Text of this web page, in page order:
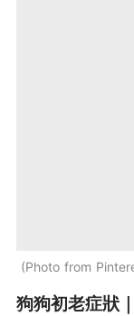
Photo from
狗狗初老症狀